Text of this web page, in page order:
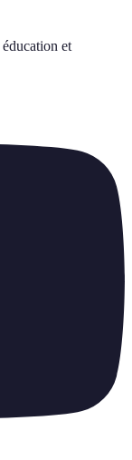
éducation et